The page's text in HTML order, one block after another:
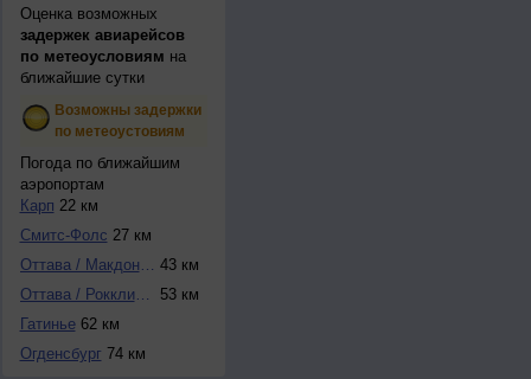
Оценка возможных
задержек авиарейсов
по метеоусловиям на
ближайшие сутки
Возможны задержки
по метеоустовиям
Погода по ближайшим
аэропортам
Карп 22 км
Смитс-Фолс 27 км
Оттава / Макдонал... 43 км
Оттава / Рокклифф
53 км
Гатинье62 км
Огденсбург 74 км